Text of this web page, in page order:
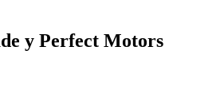
у Perfect Motors